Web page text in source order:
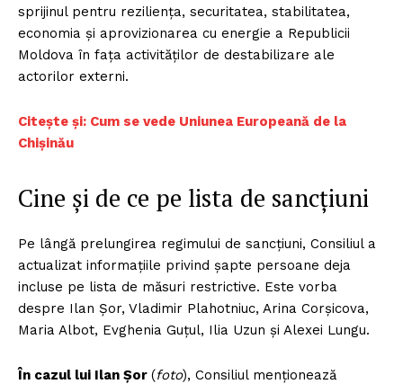
sprijinul pentru reziliența, securitatea, stabilitatea,
economia și aprovizionarea cu energie a Republicii
Moldova în fața activităților de destabilizare ale
actorilor externi.
Citește și: Cum se vede Uniunea Europeană de la
Chișinău
Cine și de ce pe lista de sancțiuni
Pe lângă prelungirea regimului de sancțiuni, Consiliul a
actualizat informațiile privind șapte persoane deja
incluse pe lista de măsuri restrictive. Este vorba
despre Ilan Șor, Vladimir Plahotniuc, Arina Corșicova,
Maria Albot, Evghenia Guțul, Ilia Uzun și Alexei Lungu.
În cazul lui Ilan Șor (foto), Consiliul menționează